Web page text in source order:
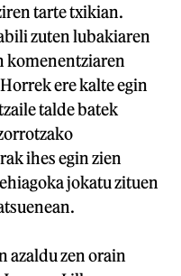
tarte txikian.
zuten lubakiaren
komenentziaren
ere kalte egin
talde batek
ihes egin zien
jokatu zituen
azaldu zen orain